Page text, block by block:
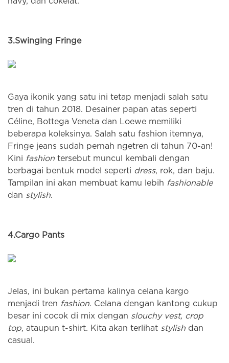
3.Swinging Fringe
Gaya ikonik yang satu ini tetap menjadi salah satu
tren di tahun 2018. Desainer papan atas seperti
Céline, Bottega Veneta dan Loewe memiliki
beberapa koleksinya. Salah satu fashion itemnya,
Fringe jeans sudah pernah ngetren di tahun 70-an!
Kini fashion tersebut muncul kembali dengan
berbagai bentuk model seperti dress, rok, dan baju.
Tampilan ini akan membuat kamu lebih fashionable
dan stylish.
4.Cargo Pants
Jelas, ini bukan pertama kalinya celana kargo
menjadi tren fashion. Celana dengan kantong cukup
besar ini cocok di mix dengan slouchy vest, crop
top, ataupun t-shirt. Kita akan terlihat stylish dan
casual.